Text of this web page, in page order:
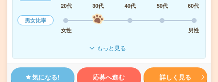
20代
30代 40代 50代
60代
男女比率
女性
男性
もっと見る
気になる! 応募へ進む 詳しく見る